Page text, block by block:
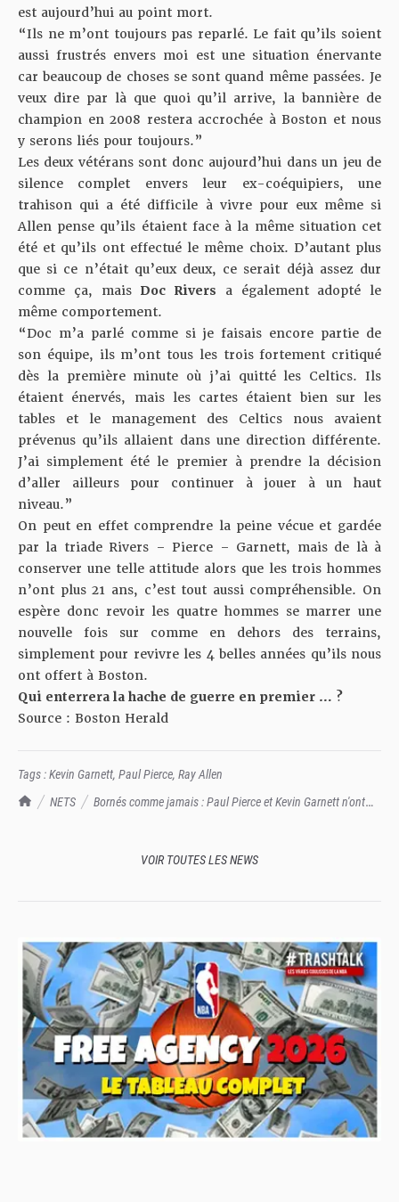
TrashTalk Actu NBA
NETS
Bornés comme jamais : Paul Pierce et Kevin Garnett n'ont
est aujourd’hui au point mort.
“Ils ne m’ont toujours pas reparlé. Le fait qu’ils soient
aussi frustrés envers moi est une situation énervante
car beaucoup de choses se sont quand même passées. Je
veux dire par là que quoi qu’il arrive, la bannière de
champion en 2008 restera accrochée à Boston et nous
y serons liés pour toujours.”
Les deux vétérans sont donc aujourd’hui dans un jeu de
silence complet envers leur ex-coéquipiers, une
trahison qui a été difficile à vivre pour eux même si
Allen pense qu’ils étaient face à la même situation cet
été et qu’ils ont effectué le même choix. D’autant plus
que si ce n’était qu’eux deux, ce serait déjà assez dur
comme ça, mais Doc Rivers a également adopté le
même comportement.
“Doc m’a parlé comme si je faisais encore partie de
son équipe, ils m’ont tous les trois fortement critiqué
dès la première minute où j’ai quitté les Celtics. Ils
étaient énervés, mais les cartes étaient bien sur les
tables et le management des Celtics nous avaient
prévenus qu’ils allaient dans une direction différente.
J’ai simplement été le premier à prendre la décision
d’aller ailleurs pour continuer à jouer à un haut
niveau.”
On peut en effet comprendre la peine vécue et gardée
par la triade Rivers – Pierce – Garnett, mais de là à
conserver une telle attitude alors que les trois hommes
n’ont plus 21 ans, c’est tout aussi compréhensible. On
espère donc revoir les quatre hommes se marrer une
nouvelle fois sur comme en dehors des terrains,
simplement pour revivre les 4 belles années qu’ils nous
ont offert à Boston.
Qui enterrera la hache de guerre en premier … ?
Source : Boston Herald
Tags :Kevin Garnett, Paul Pierce, Ray Allen
VOIR TOUTES LES NEWS